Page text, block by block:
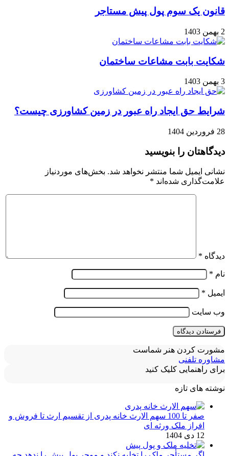
قانون یک سوم پول پیش مستاجر
2 بهمن 1403
شکایت بابت مشاعات ساختمان
3 بهمن 1403
شرایط حق ایجاد راه عبور در زمین کشاورزی چیست؟
28 فروردین 1404
دیدگاهتان را بنویسید
نشانی ایمیل شما منتشر نخواهد شد. بخش‌های موردنیاز
علامت‌گذاری شده‌اند *
دیدگاه *
نام *
ایمیل *
وب‌ سایت
مشورت کردن هنر شماست
مشاوره تلفنی
برای راهنمایی کلیک کنید
نوشته های تازه
صفر تا 100 سهم الارث خانه پدری از تقسیم ارث تا فروش و
افراز ملک ورثه ای
12 دی 1404